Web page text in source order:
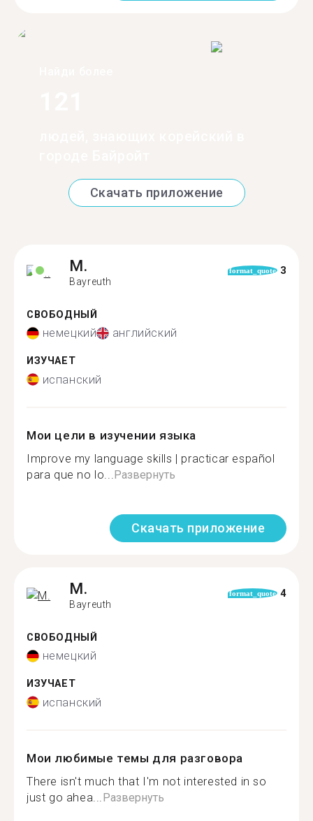
Скачать приложение
M.
Bayreuth
format_quote 3
СВОБОДНЫЙ
немецкий английский
ИЗУЧАЕТ
испанский
Мои цели в изучении языка
Improve my language skills | practicar español
para que no lo... Развернуть
Скачать приложение
M.
Bayreuth
format_quote 4
СВОБОДНЫЙ
немецкий
ИЗУЧАЕТ
испанский
Мои любимые темы для разговора
There isn't much that I'm not interested in so
just go ahea... Развернуть